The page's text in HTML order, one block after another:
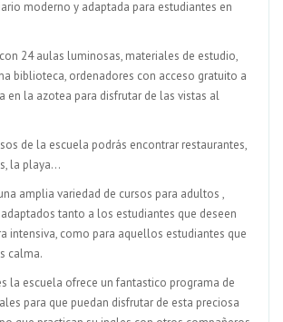
moderno y adaptada para estudiantes en
24 aulas luminosas, materiales de estudio,
biblioteca, ordenadores con acceso gratuito a
en la azotea para disfrutar de las vistas al
de la escuela podrás encontrar restaurantes,
la playa...
amplia variedad de cursos para adultos ,
tanto a los estudiantes que deseen
intensiva, como para aquellos estudiantes que
calma.
la escuela ofrece un fantastico programa de
para que puedan disfrutar de esta preciosa